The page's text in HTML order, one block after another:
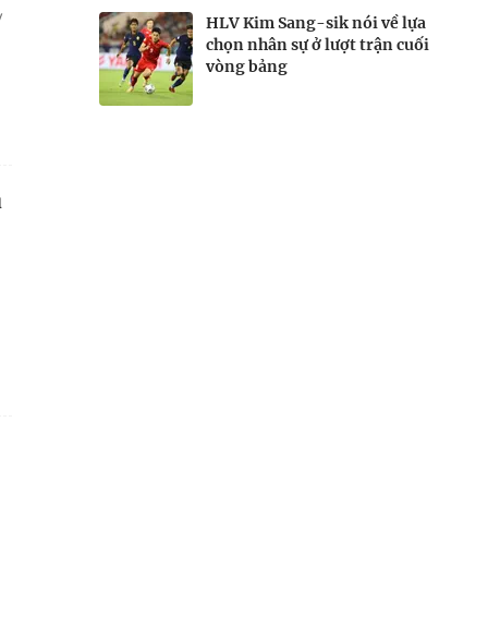
HLV Kim Sang-sik nói về lựa
chọn nhân sự ở lượt trận cuối
vòng bảng